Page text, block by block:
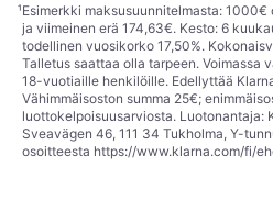
¹Esimerkki maksusuunnitelmasta: 1000€
ja viimeinen erä 174,63€. Kesto: 6
todellinen vuosikorko 17,50%.
Talletus saattaa olla tarpeen. Voimassa
18-vuotiaille henkilöille. Edellyttää
Vähimmäisoston summa 25€;
luottokelpoisuusarviosta. Luotonantaja:
Sveavägen 46, 111 34 Tukholma, Y-
osoitteesta https://www.klarna.com/fi/